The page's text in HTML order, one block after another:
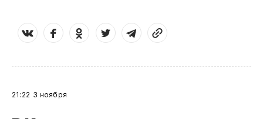
21:22 3 ноября